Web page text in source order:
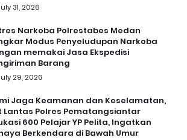
31, 2026
Narkoba Polrestabes Medan
Modus Penyeludupan Narkoba
memakai Jasa Ekspedisi
Barang
29, 2026
Jaga Keamanan dan Keselamatan,
Lantas Polres Pematangsiantar
600 Pelajar YP Pelita, Ingatkan
Berkendara di Bawah Umur